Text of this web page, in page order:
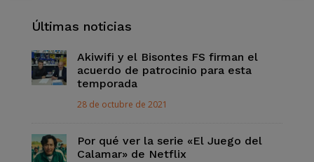
Últimas noticias
Akiwifi y el Bisontes FS firman el
acuerdo de patrocinio para esta
temporada
28 de octubre de 2021
Por qué ver la serie «El Juego del
Calamar» de Netflix